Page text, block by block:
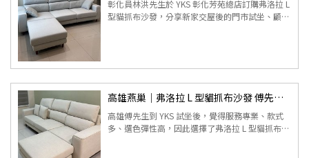
彰化員林洪先生於 YKS 彰化芳苑總店訂購弗洛拉 L
型貓抓布沙發，分享新家交屋後的門市試坐、顧問
高雄燕巢｜弗洛拉 L 型貓抓布沙發 傅先生 2025 真實開箱
高雄傅先生到 YKS 試坐後，覺得服務專業、款式
多、選色彈性高，因此選擇了弗洛拉 L 型貓抓布沙